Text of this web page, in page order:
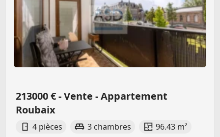
213000 € - Vente - Appartement
Roubaix
4 pièces 3 chambres 96.43 m²